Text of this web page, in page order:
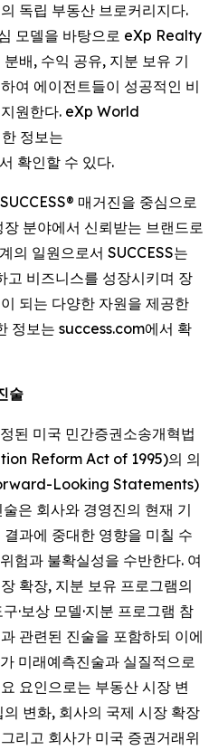
독립 부동산 브로커리지다.
모델을 바탕으로 eXp Realty
배, 수익 공유, 지분 보유 기
여 에이전트들이 성공적인 비
원한다. eXp World
정보는
확인할 수 있다.
매거진을 중심으로
분야에서 신뢰받는 브랜드로
의 일원으로서 SUCCESS는
고 비즈니스를 성장시키며 장
되는 다양한 자원을 제공한
정보는 success.com에서 확
술
된 미국 민간증권소송개혁법
Reform Act of 1995)의 의
Looking Statements)
은 회사와 경영진의 현재 기
과에 중대한 영향을 미칠 수
험과 불확실성을 수반한다. 여
확장, 지분 보유 프로그램의
·보상 모델·지분 프로그램 참
관련된 진술을 포함하되 이에
미래예측진술과 실질적으로
요인으로는 부동산 시장 변
변화, 회사의 국제 시장 확장
리고 회사가 미국 증권거래위